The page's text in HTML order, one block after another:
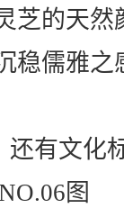
芝的天
稳儒雅